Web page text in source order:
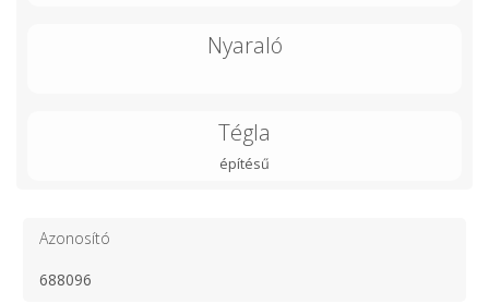
Nyaraló
Tégla
építésű
Azonosító
688096